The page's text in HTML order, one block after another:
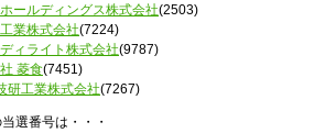
ールディングス株式会社(2503)
業株式会社(7224)
ィライト株式会社(9787)
菱食(7451)
研工業株式会社(7267)
選番号は・・・